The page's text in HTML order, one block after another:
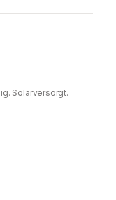
Solarversorgt.